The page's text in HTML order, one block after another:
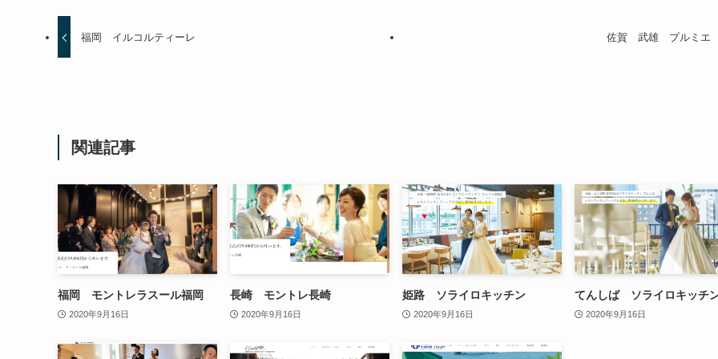
福岡 イルコルティーレ 佐賀 武雄 プルミエ
関連記事
福岡 モントレラスール福岡
2020年9月16日
長崎 モントレ長崎
2020年9月16日
姫路 ソライロキッチン
2020年9月16日
てんしば ソライロキッチ
2020年9月16日